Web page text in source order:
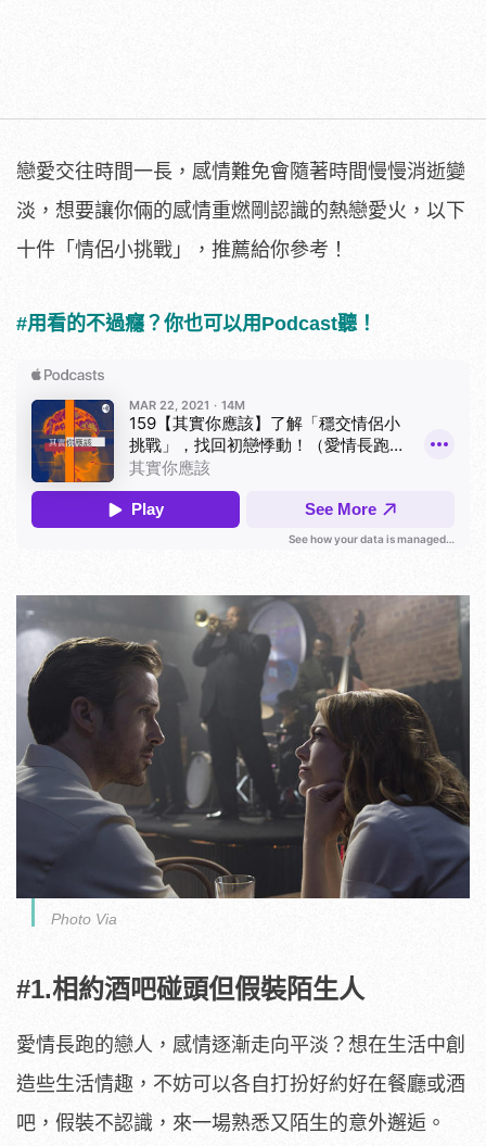
戀愛交往時間一長，感情難免會隨著時間慢慢消逝變
淡，想要讓你倆的感情重燃剛認識的熱戀愛火，以下
十件「情侶小挑戰」，推薦給你參考！
#用看的不過癮？你也可以用Podcast聽！
Photo Via
#1.相約酒吧碰頭但假裝陌生人
愛情長跑的戀人，感情逐漸走向平淡？想在生活中創
造些生活情趣，不妨可以各自打扮好約好在餐廳或酒
吧，假裝不認識，來一場熟悉又陌生的意外邂逅。